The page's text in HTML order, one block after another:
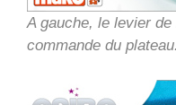
A gauche, le levier
commande du plateau.